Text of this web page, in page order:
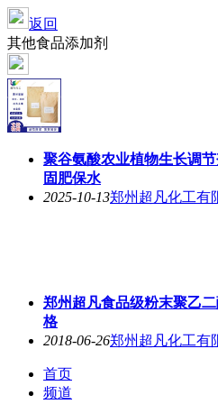
返回
其他食品添加剂
聚谷氨酸农业植物生长调
固肥保水
2025-10-13郑州超凡化工有
郑州超凡食品级粉末聚乙
格
2018-06-26郑州超凡化工有
首页
频道